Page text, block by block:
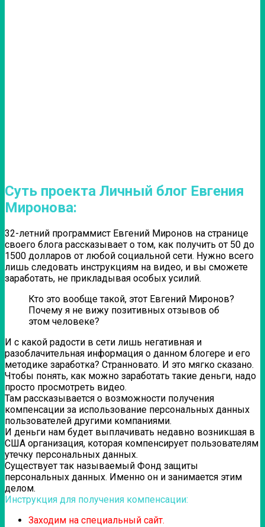
Суть проекта Личный блог Евгения
Миронова:
32-летний программист Евгений Миронов на странице
своего блога рассказывает о том, как получить от 50 до
1500 долларов от любой социальной сети. Нужно всего
лишь следовать инструкциям на видео, и вы сможете
заработать, не прикладывая особых усилий.
Кто это вообще такой, этот Евгений Миронов?
Почему я не вижу позитивных отзывов об
этом человеке?
И с какой радости в сети лишь негативная и
разоблачительная информация о данном блогере и его
методике заработка? Странновато. И это мягко сказано.
Чтобы понять, как можно заработать такие деньги, надо
просто просмотреть видео.
Там рассказывается о возможности получения
компенсации за использование персональных данных
пользователей другими компаниями.
И деньги нам будет выплачивать недавно возникшая в
США организация, которая компенсирует пользователям
утечку персональных данных.
Существует так называемый Фонд защиты
персональных данных. Именно он и занимается этим
делом.
Инструкция для получения компенсации:
Заходим на специальный сайт.